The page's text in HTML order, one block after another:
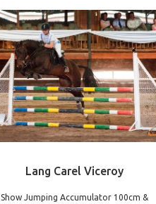
Lang Carel Viceroy
Show Jumping Accumulator 100cm &